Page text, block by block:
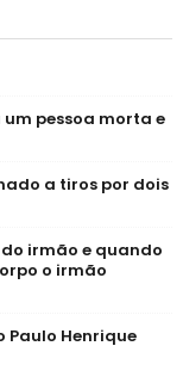
pessoa morta e
a tiros por dois
irmão e quando
o irmão
Paulo Henrique